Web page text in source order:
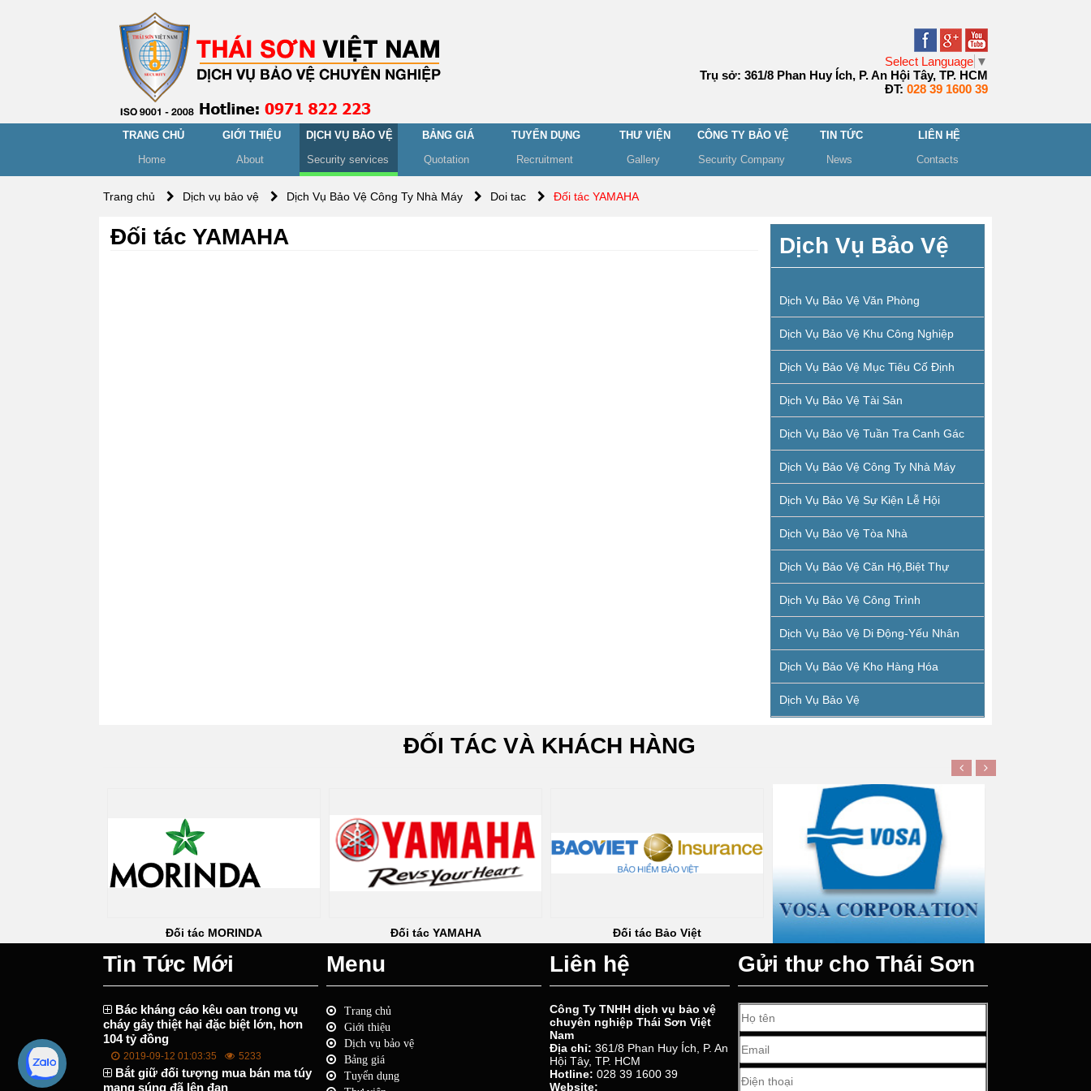
Select Language ▼
Trụ sở: 361/8 Phan Huy Ích, P. An Hội Tây, TP. HCM
ĐT: 028 39 1600 39
TRANG CHỦ
Home
GIỚI THIỆU
About
DỊCH VỤ BẢO VỆ
Security services
BẢNG GIÁ
Quotation
TUYỂN DỤNG
Recruitment
THƯ VIỆN
Gallery
CÔNG TY BẢO VỆ
Security Company
TIN TỨC
News
LIÊN HỆ
Contacts
Trang chủ Dịch vụ bảo vệ Dịch Vụ Bảo Vệ Công Ty Nhà Máy Doi tac Đối tác YAMAHA
Đối tác YAMAHA Dịch Vụ Bảo Vệ
Dịch Vụ Bảo Vệ Văn Phòng
Dịch Vụ Bảo Vệ Khu Công Nghiệp
Dịch Vụ Bảo Vệ Mục Tiêu Cố Định
Dịch Vụ Bảo Vệ Tài Sản
Dịch Vụ Bảo Vệ Tuần Tra Canh Gác
Dịch Vụ Bảo Vệ Công Ty Nhà Máy
Dịch Vụ Bảo Vệ Sự Kiện Lễ Hội
Dịch Vụ Bảo Vệ Tòa Nhà
Dịch Vụ Bảo Vệ Căn Hộ,biệt Thự
Dịch Vụ Bảo Vệ Công Trình
Dịch Vụ Bảo Vệ Di Động-Yếu Nhân
Dịch Vụ Bảo Vệ Kho Hàng Hóa
Dịch Vụ Bảo Vệ
ĐỐI TÁC VÀ KHÁCH HÀNG
Đối tác MORINDA Đối tác YAMAHA Đối tác Bảo Việt
Tin Tức Mới
Bác kháng cáo kêu oan trong vụ
cháy gây thiệt hại đặc biệt lớn, hơn
104 tỷ đồng
2019-09-12 01:03:35 5233
Bắt giữ đối tượng mua bán ma túy
mang súng đã lên đạn
Menu
Trang chủ
Giới thiệu
Dịch vụ bảo vệ
Bảng giá
Tuyển dụng
Liên hệ
Công Ty TNHH dịch vụ bảo vệ
chuyên nghiệp Thái Sơn Việt
Nam
Địa chỉ: 361/8 Phan Huy Ích, P. An
Hội Tây, TP. HCM
Hotline: 028 39 1600 39
Website:
Gửi thư cho Thái Sơn